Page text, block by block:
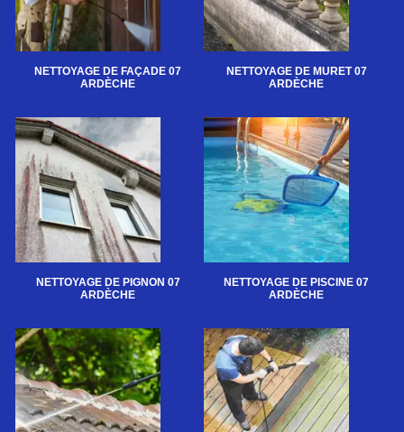
NETTOYAGE DE FAÇADE 07
ARDÈCHE
NETTOYAGE DE MURET 07
ARDÈCHE
NETTOYAGE DE PIGNON 07
ARDÈCHE
NETTOYAGE DE PISCINE 07
ARDÈCHE